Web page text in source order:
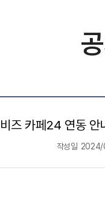
즈 카페24 연동 안
작성일